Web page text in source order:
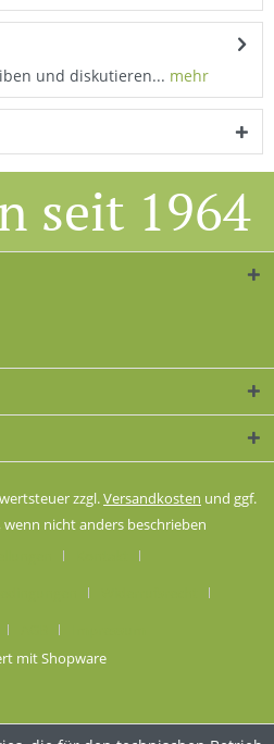
und diskutieren... mehr
seit 1964
zzgl.Versandkosten und ggf.
nicht anders beschrieben
mit Shopware